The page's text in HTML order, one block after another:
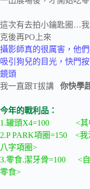
這次有去拍小鑰匙圈…
克後再PO上來
攝影師真的很厲害，他
吸引狗兒的目光，快門
鏡頭
我一直跟T拔講 你快學
今年的戰利品：
1.罐頭X4=100 <其中
2.P PARK項圈=150 <
八字項圈>
3.零食.潔牙骨=100 <自
零食>